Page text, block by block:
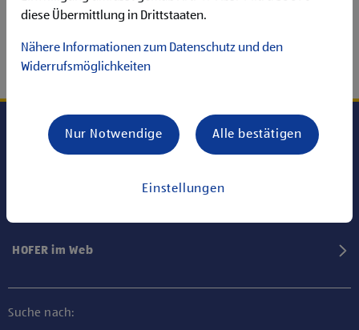
HOFER im Web
Suche nach:
diese Übermittlung in Drittstaaten.
Nähere Informationen zum Datenschutz und den
Widerrufsmöglichkeiten
Einstellungen
Nur Notwendige Alle bestätigen